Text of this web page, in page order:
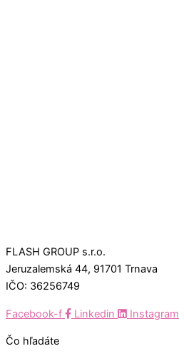
FLASH GROUP s.r.o.
Jeruzalemská 44, 91701 Trnava
IČO: 36256749
Facebook-f Linkedin Instagram
Čo hľadáte